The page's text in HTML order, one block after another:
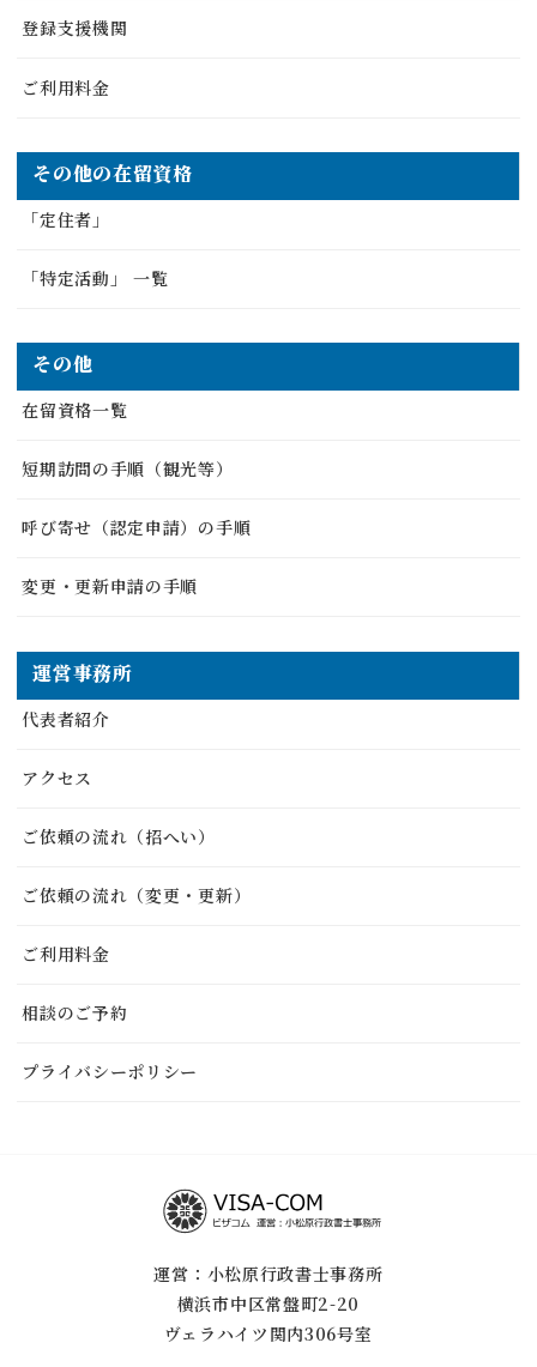
登録支援機関
ご利用料金
その他の在留資格
「定住者」
「特定活動」 一覧
その他
在留資格一覧
短期訪問の手順（観光等）
呼び寄せ（認定申請）の手順
変更・更新申請の手順
運営事務所
代表者紹介
アクセス
ご依頼の流れ（招へい）
ご依頼の流れ（変更・更新）
ご利用料金
相談のご予約
プライバシーポリシー
運営：小松原行政書士事務所
横浜市中区常盤町2-20
ヴェラハイツ関内306号室